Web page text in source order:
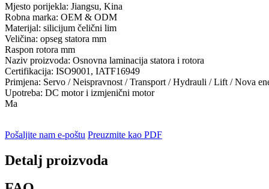
Mjesto porijekla: Jiangsu, Kina
Robna marka: OEM & ODM
Materijal: silicijum čelični lim
Veličina: opseg statora mm
Raspon rotora mm
Naziv proizvoda: Osnovna laminacija statora i rotora
Certifikacija: ISO9001, IATF16949
Primjena: Servo / Neispravnost / Transport / Hydrauli / Lift / Nova
Upotreba: DC motor i izmjenični motor
Ma
Pošaljite nam e-poštu Preuzmite kao PDF
Detalj proizvoda